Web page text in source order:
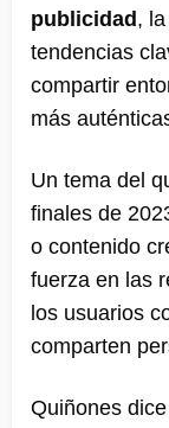
publicidad ,
tendencias
compartir
más
Un tema del
finales de
o contenido
fuerza en las
los usuarios
comparten
Quiñones